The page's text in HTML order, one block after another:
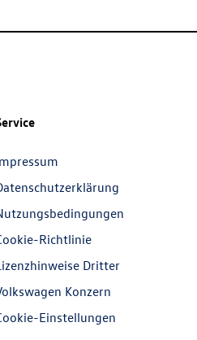
Richtlinie
Dritter
Konzern
Einstellungen